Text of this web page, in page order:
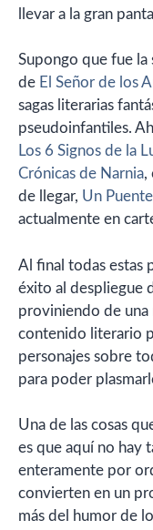
llevar a la gran
Supongo que fue la
de El Señor de los
sagas literarias
pseudoinfantiles.
Los 6 Signos de la
Crónicas de Narnia,
de llegar, Un
actualmente en
Al final todas estas
éxito al despliegue
proviniendo de una
contenido literario
personajes sobre
para poder
Una de las cosas
es que aquí no hay
enteramente por
convierten en un
más del humor de